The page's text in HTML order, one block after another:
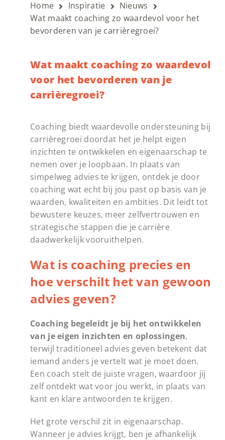
Home Inspiratie
Nieuws
Wat maakt coaching zo waardevol voor het
bevorderen van je carrièregroei?
Wat maakt coaching zo waardevol
voor het bevorderen van je
carrièregroei?
Coaching biedt waardevolle ondersteuning bij
carrièregroei doordat het je helpt eigen
inzichten te ontwikkelen en eigenaarschap te
nemen over je loopbaan. In plaats van
simpelweg advies te krijgen, ontdek je door
coaching wat echt bij jou past op basis van je
waarden, kwaliteiten en ambities. Dit leidt tot
bewustere keuzes, meer zelfvertrouwen en
strategische stappen die je carrière
daadwerkelijk vooruithelpen.
Wat is coaching precies en
hoe verschilt het van gewoon
advies geven?
Coaching begeleidt je bij het ontwikkelen
van je eigen inzichten en oplossingen,
terwijl traditioneel advies geven betekent dat
iemand anders je vertelt wat je moet doen.
Een coach stelt de juiste vragen, waardoor jij
zelf ontdekt wat voor jou werkt, in plaats van
kant en klare antwoorden te krijgen.
Het grote verschil zit in eigenaarschap.
Wanneer je advies krijgt, ben je afhankelijk